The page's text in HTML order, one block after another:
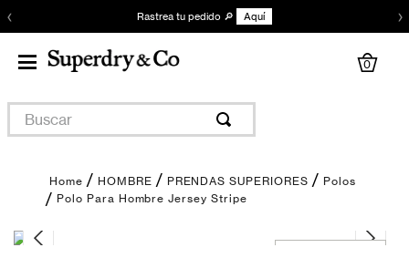
‹ Rastrea tu pedido 🔎 Aquí ›
0
Buscar
HOMBRE PRENDAS SUPERIORES
Polos
Polo Para Hombre Jersey Stripe